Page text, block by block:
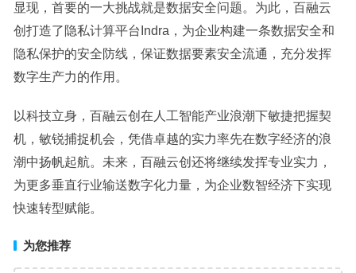
显现，首要的一大挑战就是数据安全问题。为此，百融云
创打造了隐私计算平台Indra，为企业构建一条数据安全和
隐私保护的安全防线，保证数据要素安全流通，充分发挥
数字生产力的作用。
以科技立身，百融云创在人工智能产业浪潮下敏捷把握契
机，敏锐捕捉机会，凭借卓越的实力率先在数字经济的浪
潮中扬帆起航。未来，百融云创还将继续发挥专业实力，
为更多垂直行业输送数字化力量，为企业数智经济下实现
快速转型赋能。
为您推荐